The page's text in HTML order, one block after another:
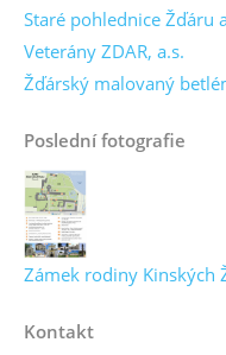
Staré pohlednice Žďáru
Veterány ZDAR, a.s.
Žďárský malovaný
Poslední fotografie
Zámek rodiny Kinských
Kontakt